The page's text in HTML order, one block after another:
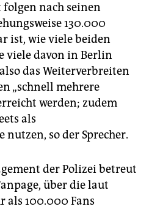
nach seinen
130.000
ist, wie viele beiden
viele davon in Berlin
das Weiterverbreiten
„schnell mehrere
werden; zudem
als
so der Sprecher.
der Polizei betreut
über die laut
als 100.000 Fans